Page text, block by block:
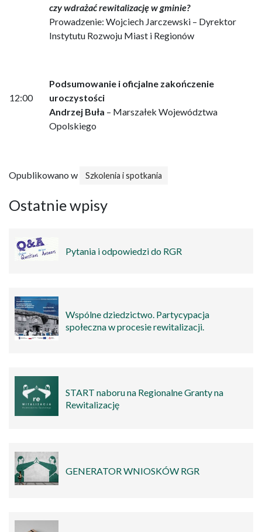
czy wdrażać rewitalizację w gminie?
Prowadzenie: Wojciech Jarczewski – Dyrektor
Instytutu Rozwoju Miast i Regionów
12:00
Podsumowanie i oficjalne zakończenie
uroczystości
Andrzej Buła – Marszałek Województwa
Opolskiego
Opublikowano w Szkolenia i spotkania
Ostatnie wpisy
Pytania i odpowiedzi do RGR
Wspólne dziedzictwo. Partycypacja
społeczna w procesie rewitalizacji.
START naboru na Regionalne Granty na
Rewitalizację
GENERATOR WNIOSKÓW RGR